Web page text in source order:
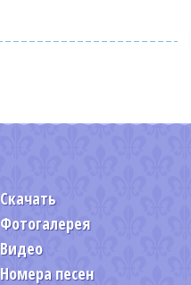
Скачать
Фотогалерея
Видео
Номера песен